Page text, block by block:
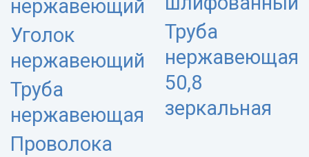
нержавеющий
Уголок
нержавеющий
Труба
нержавеющая
Проволока
Труба
нержавеющая
50,8
зеркальная